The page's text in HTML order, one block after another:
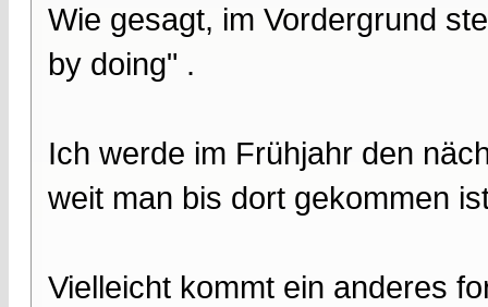
Wie gesagt, im Vordergrund
by doing" .
Ich werde im Frühjahr den
weit man bis dort gekommen
Vielleicht kommt ein anderes